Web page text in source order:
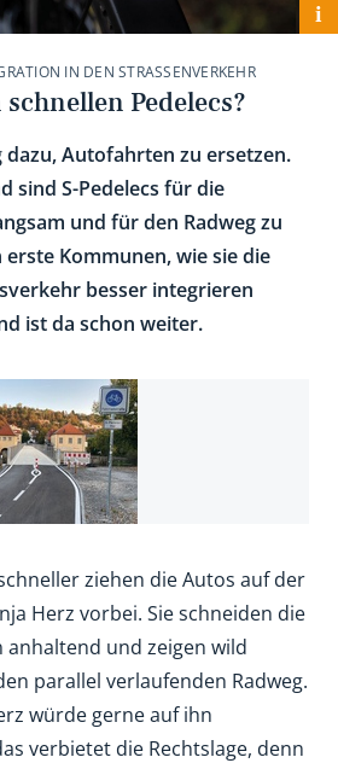
i
IN DEN STRASSENVERKEHR
Pedelecs?
dazu, Autofahrten zu ersetzen.
sind S-Pedelecs für die
und für den Radweg zu
Kommunen, wie sie die
besser integrieren
ist da schon weiter.
ziehen die Autos auf der
Herz vorbei. Sie schneiden die
anhaltend und zeigen wild
parallel verlaufenden Radweg.
würde gerne auf ihn
verbietet die Rechtslage, denn